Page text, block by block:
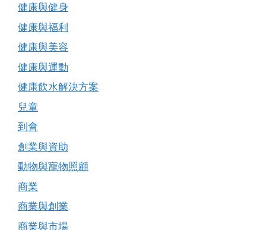
健康與健身
健康與福利
健康與美容
健康與運動
健康飲水解決方案
兒童
到會
創業與資助
動物與寵物照顧
商業
商業與創業
商業與市場